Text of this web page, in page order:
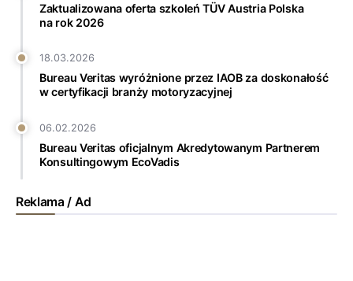
Zaktualizowana oferta szkoleń TÜV Austria Polska
na rok 2026
18.03.2026
Bureau Veritas wyróżnione przez IAOB za doskonałość
w certyfikacji branży motoryzacyjnej
06.02.2026
Bureau Veritas oficjalnym Akredytowanym Partnerem
Konsultingowym EcoVadis
Reklama / Ad